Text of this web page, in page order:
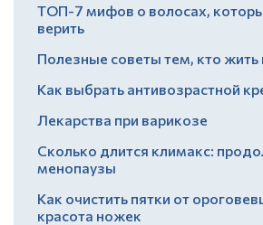
ТОП-7 мифов о волосах,
верить
Полезные советы тем, кто
Как выбрать антивозрастной
Лекарства при варикозе
Сколько длится климакс:
менопаузы
Как очистить пятки от
красота ножек